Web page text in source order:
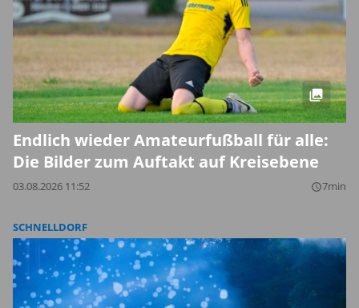
Endlich wieder Amateurfußball für alle:
Die Bilder zum Auftakt auf Kreisebene
03.08.2026 11:52 query_builder7min
SCHNELLDORF